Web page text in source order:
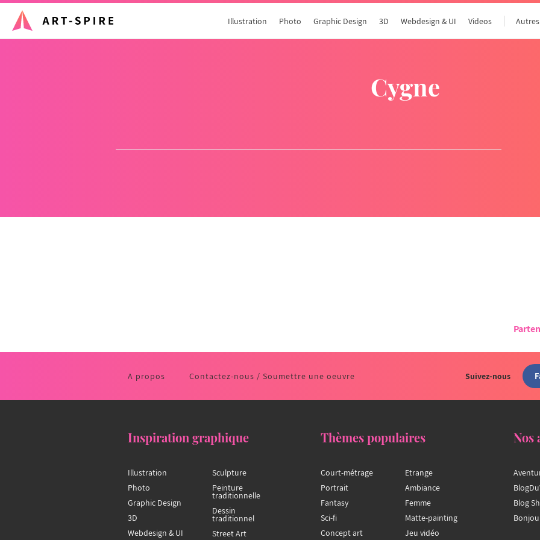
Illustration Photo Graphic Design 3D Webdesign & UI Videos Autres
cygne
A propos Contactez-nous / Soumettre une oeuvre Suivez-nous
Inspiration graphique
Illustration
Photo
Graphic Design
3D
Webdesign & UI
Sculpture
Peinture
traditionnelle
Dessin
traditionnel
Street Art
Thèmes populaires
Court-métrage
Portrait
Fantasy
Sci-fi
Concept art
Etrange
Ambiance
Femme
Matte-painting
Jeu vidéo
Nos
Blog